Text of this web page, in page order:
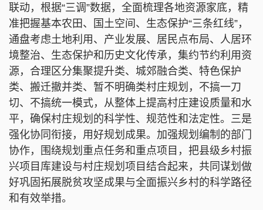
联动，根据“三调”数据，全面梳理各地资源家底，精
准把握基本农田、国土空间、生态保护“三条红线”，
通盘考虑土地利用、产业发展、居民点布局、人居环
境整治、生态保护和历史文化传承，集约节约利用资
源，合理区分集聚提升类、城郊融合类、特色保护
类、搬迁撤并类、暂不明确类村庄规划，不搞一刀
切、不搞统一模式，从整体上提高村庄建设质量和水
平，确保村庄规划的科学性、规范性和法定性。三是
强化协同衔接，用好规划成果。加强规划编制的部门
协作，围绕规划重点任务和重点项目，把县级乡村振
兴项目库建设与村庄规划项目结合起来，共同谋划做
好巩固拓展脱贫攻坚成果与全面振兴乡村的科学路径
和有效举措。